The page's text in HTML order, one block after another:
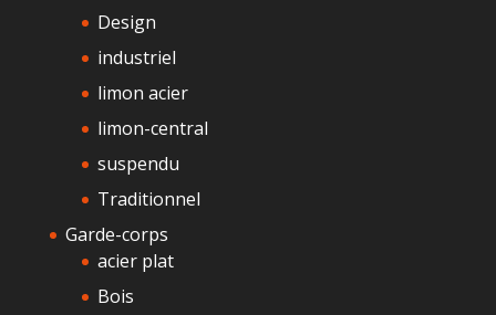
Design
industriel
limon acier
limon-central
suspendu
Traditionnel
Garde-corps
acier plat
Bois